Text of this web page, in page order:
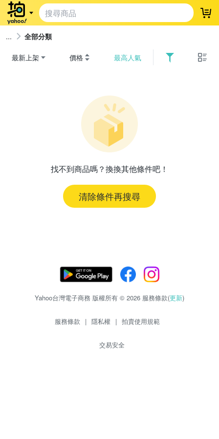
登
全部分類
最新上架 價格 最高人氣
找不到商品嗎？換換其他條件吧！
清除條件再搜尋
Yahoo台灣電子商務 版權所有 © 2026 服務條款(更新)
服務條款 | 隱私權 | 拍賣使用規範
交易安全